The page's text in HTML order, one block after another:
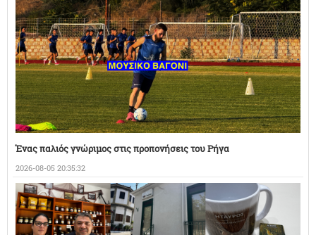
Ένας παλιός γνώριμος στις προπονήσεις του Ρήγα
2026-08-05 20:35:32